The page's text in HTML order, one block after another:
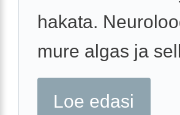
hakata.
mure algas ja
Loe edasi